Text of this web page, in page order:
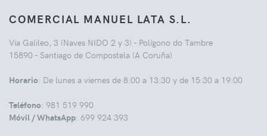
COMERCIAL MANUEL LATA S.L.
Vía Galileo, 3 (Naves NIDO 2 y 3) - Polígono do Tambre
15890 - Santiago de Compostela (A Coruña)
Horario: De lunes a viernes de 8:00 a 13:30 y de 15:30 a 19:00
Teléfono: 981 519 990
Móvil / WhatsApp: 699 924 393